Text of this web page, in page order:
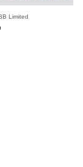
Limited